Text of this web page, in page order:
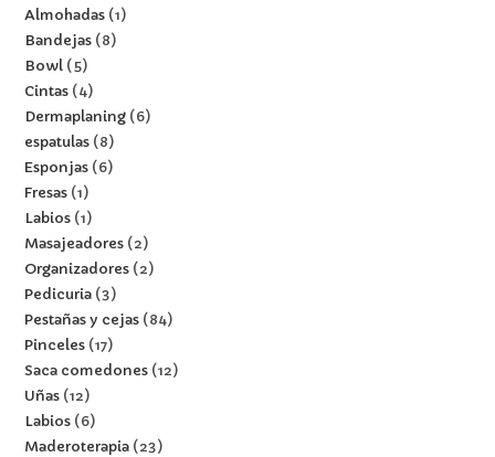
Almohadas 1
Bandejas 8
Bowl 5
Cintas 4
Dermaplaning 6
espatulas 8
Esponjas 6
Fresas 1
Labios 1
Masajeadores 2
Organizadores 2
Pedicuria 3
Pestañas y cejas 84
Pinceles 17
Saca comedones 12
Uñas 12
Labios 6
Maderoterapia 23